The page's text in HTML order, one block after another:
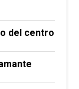
del centro